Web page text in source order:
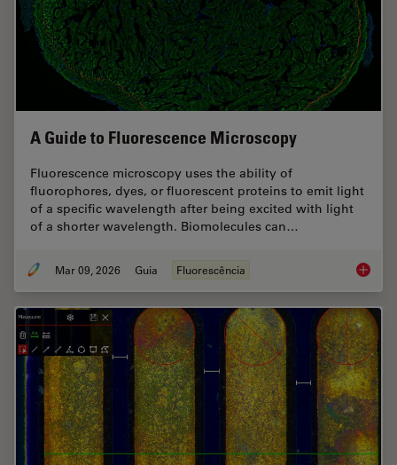
A Guide to Fluorescence Microscopy
Fluorescence microscopy uses the ability of
fluorophores, dyes, or fluorescent proteins to emit light
of a specific wavelength after being excited with light
of a shorter wavelength. Biomolecules can…
Mar 09, 2026 Guia Fluorescência A